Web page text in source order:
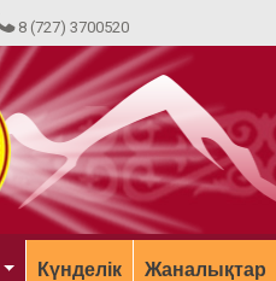
8 (727) 3700520
Күнделік Жаналықтар